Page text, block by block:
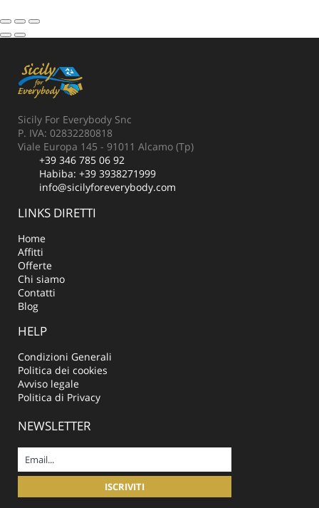
Sicily For Everybody Snc
P. IVA: 02832280818
Viale Europa 145 - 91011 Alcamo (Tp)
+39 346 785 06 92
Habiba: +39 3938271999
info@sicilyforeverybody.com
LINKS DIRETTI
Home
Affitti
Offerte
Chi siamo
Contatti
Blog
HELP
Condizioni Generali
Politica dei cookies
Avviso legale
Politica di Privacy
NEWSLETTER